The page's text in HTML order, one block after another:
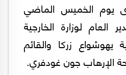
يوم الخميس الماضي
العام لوزارة الخارجية
يهوشواع زركا والقائم
الإرهاب جون غودفري.